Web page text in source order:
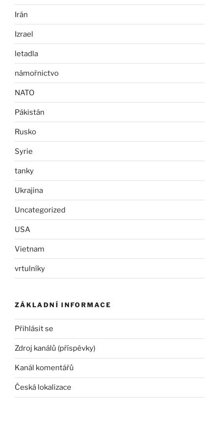
Irán
Izrael
letadla
námořnictvo
NATO
Pákistán
Rusko
Syrie
tanky
Ukrajina
Uncategorized
USA
Vietnam
vrtulníky
ZÁKLADNÍ INFORMACE
Přihlásit se
Zdroj kanálů (příspěvky)
Kanál komentářů
Česká lokalizace